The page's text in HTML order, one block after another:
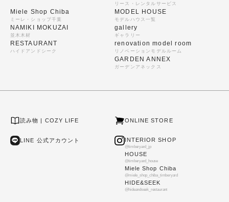
リース・レンタルサービス
Miele Shop Chiba
ミーレ・ショップ千葉
NAMIKI MOKUZAI
並木木材
RESTAURANT
ハイドアンドシーク
MODEL HOUSE
モデルハウス一覧
gallery
ギャラリー
renovation model room
リノベーションモデルルーム
GARDEN ANNEX
ガーデンアネックス
読み物 | COZY LIFE ONLINE STORE
LINE 公式アカウント INTERIOR SHOP
@timberyard_jp
HOUSE
@timberyard_house
Miele Shop Chiba
@miele_shop_chiba_timberyard
HIDE&SEEK
@hideandseek_restaurant